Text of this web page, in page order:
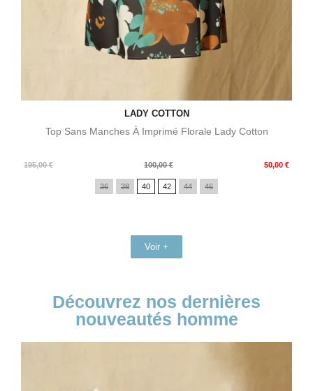
LADY COTTON
Top Sans Manches À Imprimé Florale Lady Cotton
195,00 €
Prix
100,00 € 50,00 €
Prix
36 38 40 42 44 46
Voir +
Découvrez nos dernières
nouveautés homme